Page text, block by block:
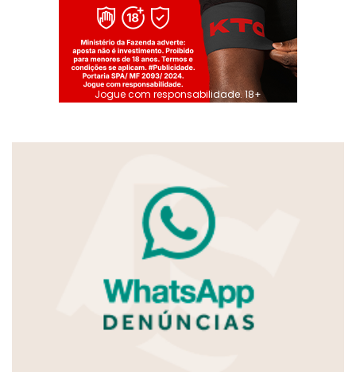
Jogue com responsabilidade. 18+